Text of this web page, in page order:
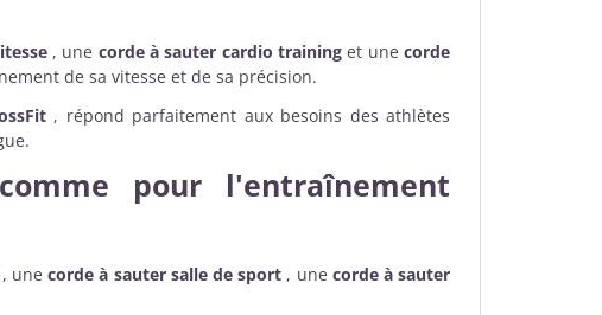
, une corde à sauter cardio training et unecorde
de sa vitesse et de sa précision.
, répond parfaitement aux besoins des athlètes
pour l'entraînement
unecorde à sauter salle de sport , une corde à sauter